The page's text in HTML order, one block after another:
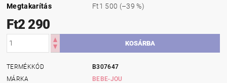
Megtakarítás
Ft1 500 (–39 %)
Ft2 290
TERMÉKKÓD
B307647
MÁRKA
BEBE-JOU